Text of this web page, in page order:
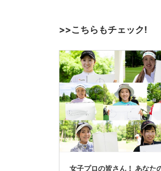
>>こちらもチェック!
女子プロの皆さん！ あなた